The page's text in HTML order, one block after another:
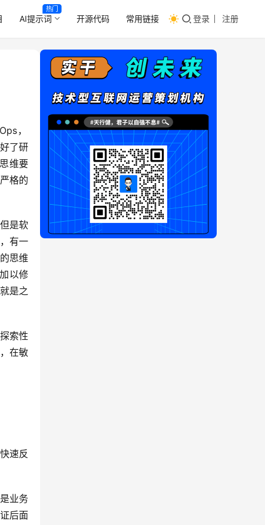
AI提示词
热门
开源代码 常用链接 登录 注册
了研
维要
格的
是软
有一
思维
以修
是之
在敏
业务
后面